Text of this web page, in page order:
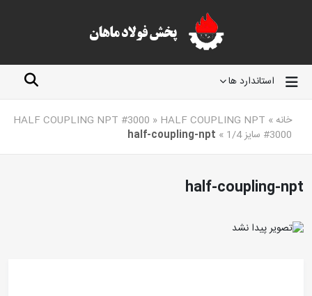
استاندارد ها
خانه »
HALF COUPLING NPT #3000 » HALF COUPLING NPT
#3000 سایز 1/4
»
half-coupling-npt
half-coupling-npt